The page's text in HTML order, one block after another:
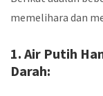
memelihara dan
1. Air Putih
Darah: